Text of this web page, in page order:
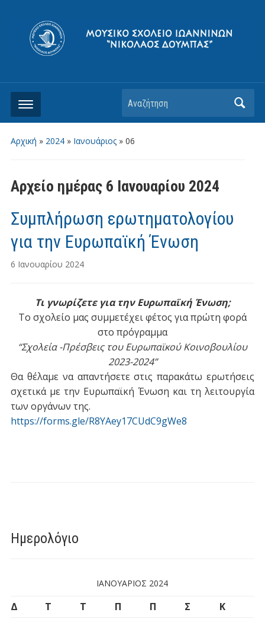
Αρχική » 2024» Ιανουάριος» 06
Αρχείο ημέρας 6 Ιανουαρίου 2024
Ημερολόγιο
ΙΑΝΟΥΆΡΙΟΣ 2024
Δ Τ Τ Π Π Σ
Κ
Συμπλήρωση ερωτηματολογίου
για την Ευρωπαϊκή Ένωση
6 Ιανουαρίου 2024
Τι γνωρίζετε για την Ευρωπαϊκή Ένωση;
Το σχολείο μας συμμετέχει φέτος για πρώτη φορά
στο πρόγραμμα
“Σχολεία -Πρέσβεις του Ευρωπαϊκού Κοινοβουλίου
2023-2024”
Θα θέλαμε να απαντήσετε στις παρακάτω ερωτήσεις
σχετικά με την Ευρωπαϊκή Ένωση και τη λειτουργία
των οργάνων της.
https://forms.gle/R8YAey17CUdC9gWe8